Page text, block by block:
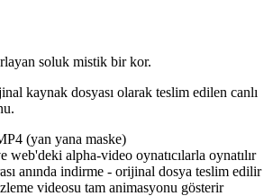
soluk mistik bir kor.
kaynak dosyası olarak teslim edilen canlı
(yan yana maske)
web'deki alpha-video oynatıcılarla oynatılır
anında indirme - orijinal dosya teslim edilir
videosu tam animasyonu gösterir